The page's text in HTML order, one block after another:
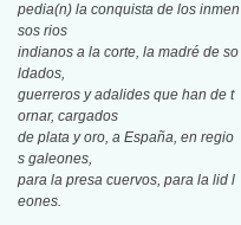
pedia(n) la conquista de los inmen
sos rios
indianos a la corte, la madré de so
ldados,
guerreros y adalides que han de t
ornar, cargados
de plata y oro, a España, en regio
s galeones,
para la presa cuervos, para la lid l
eones.